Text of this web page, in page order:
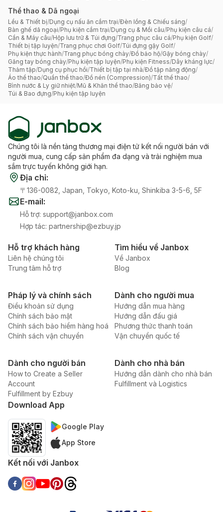
Thể thao & Dã ngoại
Lều & Thiết bị/Dụng cụ nấu ăn cắm trại/Đèn lồng & Chiếu sáng/
Bàn ghế dã ngoại/Phụ kiện cắm trại/Dụng cụ & Mồi câu/Phụ kiện câu cá/
Cần & Máy câu/Hộp lưu trữ & Túi đựng/Trang phục câu cá/Phụ kiện Golf/
Thiết bị tập luyện/Trang phục chơi Golf/Túi đựng gậy Golf/
Phụ kiện thực hành/Trang phục bóng chày/Đồ bảo hộ/Gậy bóng chày/
Găng tay bóng chày/Phụ kiện tập luyện/Phụ kiện Fitness/Dây kháng lực/
Thảm tập/Dụng cụ phục hồi/Thiết bị tập tại nhà/Đồ tập năng động/
Áo thể thao/Quần thể thao/Đồ nén (Compression)/Tất thể thao/
Bình nước & Ly giữ nhiệt/Mũ & Khăn thể thao/Băng bảo vệ/
Túi & Bao đựng/Phụ kiện tập luyện
Chúng tôi là nền tảng thương mại điện tử kết nối người bán với
người mua, cung cấp sản phẩm đa dạng và trải nghiệm mua
sắm trực tuyến không giới hạn.
Địa chỉ:
〒136-0082, Japan, Tokyo, Koto-ku, Shinkiba 3-5-6, 5F
E-mail:
Hỗ trợ: support@janbox.com
Hợp tác: partnership@ezbuy.jp
Hỗ trợ khách hàng
Liên hệ chúng tôi
Trung tâm hỗ trợ
Tìm hiểu về Janbox
Về Janbox
Blog
Pháp lý và chính sách
Điều khoản sử dụng
Chính sách bảo mật
Chính sách bảo hiểm hàng hoá
Chính sách vận chuyển
Dành cho người mua
Hướng dẫn mua hàng
Hướng dẫn đấu giá
Phương thức thanh toán
Vận chuyển quốc tế
Dành cho người bán
How to Create a Seller
Account
Fulfillment by Ezbuy
Dành cho nhà bán
Hướng dẫn dành cho nhà bán
Fulfillment và Logistics
Download App
Google Play
App Store
Kết nối với Janbox